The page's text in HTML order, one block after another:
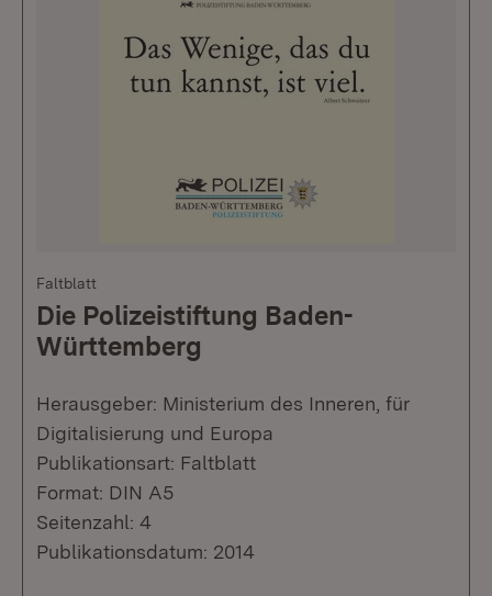
Faltblatt
Die Polizeistiftung Baden-
Württemberg
Herausgeber: Ministerium des Inneren, für
Digitalisierung und Europa
Publikationsart: Faltblatt
Format: DIN A5
Seitenzahl: 4
Publikationsdatum: 2014